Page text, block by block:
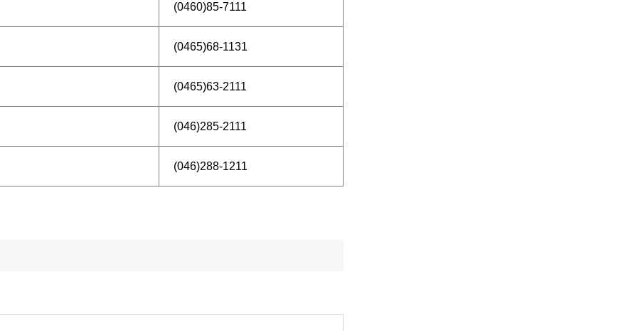
(0460)85-7111
(0465)68-1131
(0465)63-2111
(046)285-2111
(046)288-1211